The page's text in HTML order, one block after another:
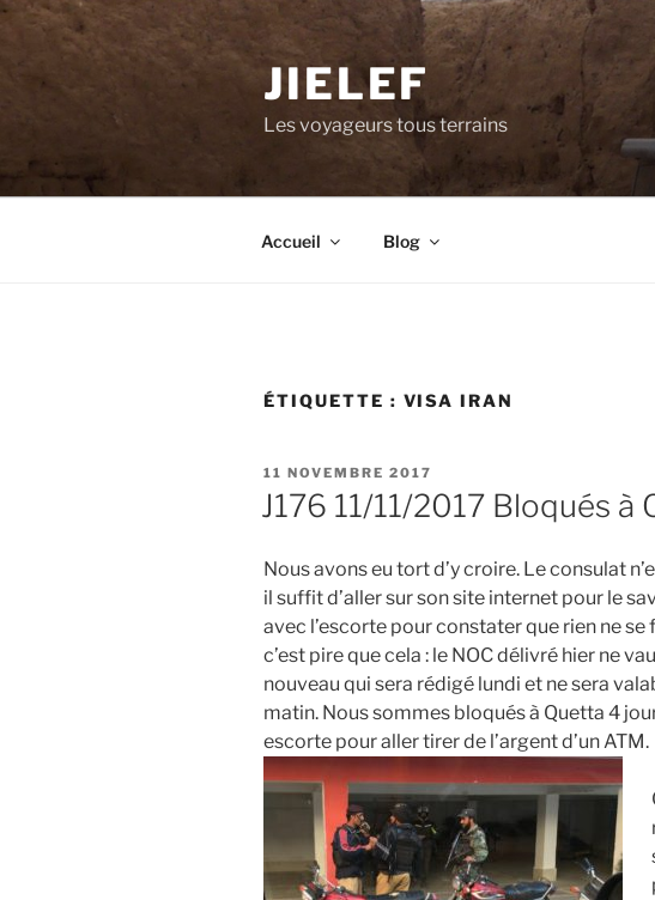
Aller
contenu
JIELEF
Les voyageurs tous terrains
Accueil Blog
ÉTIQUETTE : VISA IRAN
PUBLIÉ
LE
11 NOVEMBRE 2017
J176 11/11/2017 Bloqués à
Nous avons eu tort d’y croire. Le consulat
il suffit d’aller sur son site internet pour le
avec l’escorte pour constater que rien ne
c’est pire que cela : le NOC délivré hier ne
nouveau qui sera rédigé lundi et ne sera
matin. Nous sommes bloqués à Quetta 4
escorte pour aller tirer de l’argent d’un ATM.